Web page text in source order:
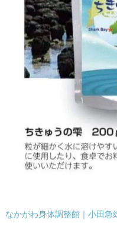
なかがわ身体調整館｜小田急